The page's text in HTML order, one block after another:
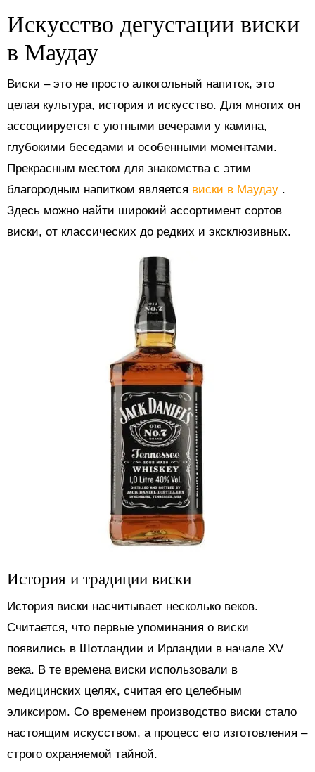
Искусство дегустации виски
в Маудау
Виски – это не просто алкогольный напиток, это
целая культура, история и искусство. Для многих он
ассоциируется с уютными вечерами у камина,
глубокими беседами и особенными моментами.
Прекрасным местом для знакомства с этим
благородным напитком является виски в Маудау .
Здесь можно найти широкий ассортимент сортов
виски, от классических до редких и эксклюзивных.
История и традиции виски
История виски насчитывает несколько веков.
Считается, что первые упоминания о виски
появились в Шотландии и Ирландии в начале XV
века. В те времена виски использовали в
медицинских целях, считая его целебным
эликсиром. Со временем производство виски стало
настоящим искусством, а процесс его изготовления –
строго охраняемой тайной.